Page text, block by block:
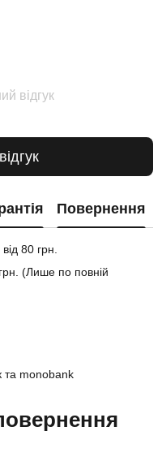
відгук
Повернення
80 грн.
(Лише по повній
та monobank